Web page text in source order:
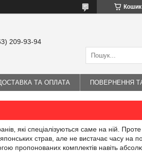
Кошик
209-93-94
ТА ОПЛАТА ПОВЕРНЕННЯ
які спеціалізуються саме на ній. Проте
страв, але не вистачає часу на
пропонованих комплектів навіть